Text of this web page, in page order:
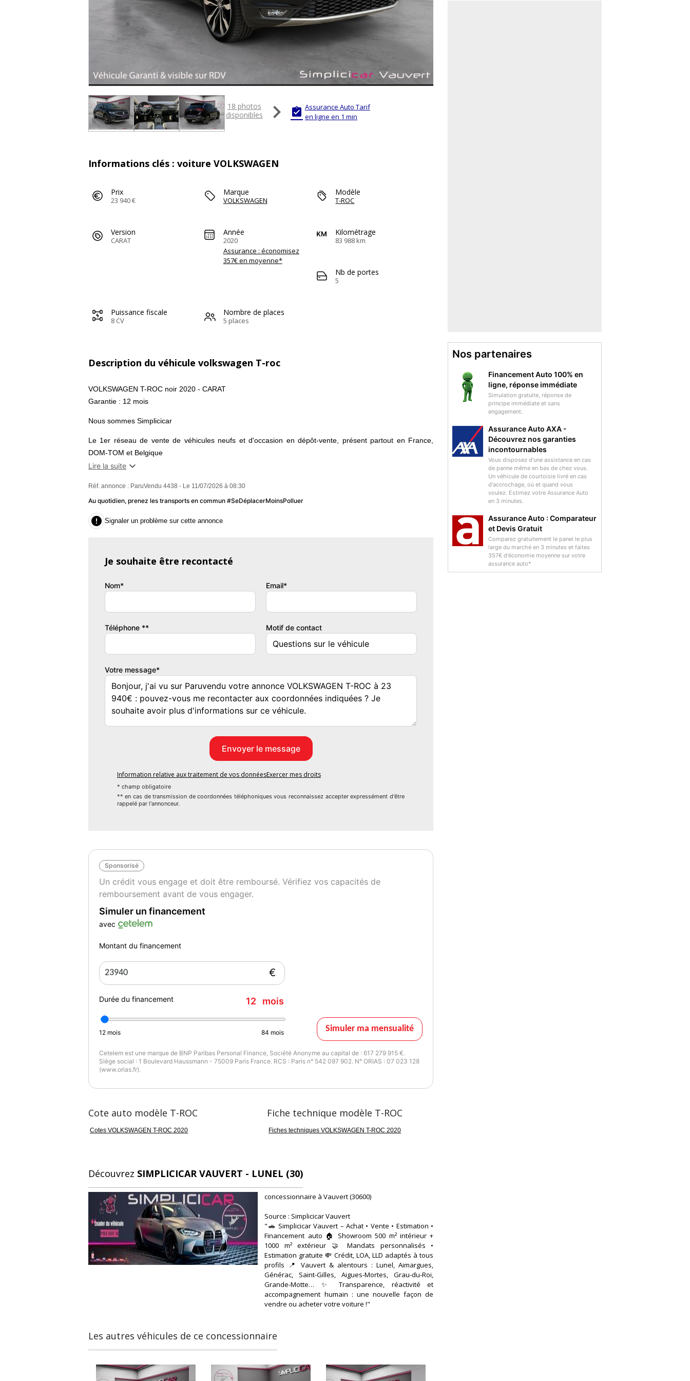
18 photos
disponibles
  Assurance Auto Tarif
en ligne en 1 min
Informations clés : voiture VOLKSWAGEN
Prix
23 940 €
Marque
VOLKSWAGEN
Modèle
T-ROC
Version
CARAT
Année
2020
Assurance : économisez
357€ en moyenne*
Kilométrage
83 988 km
Nb de portes
5
Puissance fiscale
8 CV
Nombre de places
5 places
Description du véhicule volkswagen T-roc
VOLKSWAGEN T-ROC noir 2020 - CARAT
Garantie : 12 mois
Nous sommes Simplicicar
Le 1er réseau de vente de véhicules neufs et d'occasion en dépôt-vente, présent partout en France,
DOM-TOM et Belgique
équipe.
Garantie : 12 mois (extension de garantie possible)
Options et équipements :
> Intérieur
Sièges chauffants avant
Système Isofix
Audio Bose
Accoudoir central
Android Auto
Apple CarPlay
Caméra de recul
Démarrage sans clé - Keyless Go
Frein de stationnement électrique
GPS intégré
Start & Stop
Virtual cockpit
> Extérieur
Allumage auto des phares
Anti-Brouillards
Feux automatiques
Toit ouvrant Panoramique
Rétroviseurs chauffants
Limiteur de vitesse
Régulateur de vitesse adaptatif - ACC
Radar de stationnement arrière
Radar de stationnement avant
Anti-collision
-----------------------------------------------------------
-----------------------------------------------------------
Lire la suite 
Réf. annonce : ParuVendu 4438 - Le 11/07/2026 à 08:30
Au quotidien, prenez les transports en commun #SeDéplacerMoinsPolluer
 Signaler un problème sur cette annonce
Je souhaite être recontacté
Nom* Email*
Téléphone ** Motif de contact
Votre message*
Information relative aux traitement de vos donnéesExercer mes droits
* champ obligatoire
** en cas de transmission de coordonnées téléphoniques vous reconnaissez accepter expressément d'être
rappelé par l'annonceur.
Sponsorisé
Un crédit vous engage et doit être remboursé. Vérifiez vos capacités de
remboursement avant de vous engager.
Simuler un financement
avec
Montant du financement
€
Durée du financement 12 mois
12 mois 84 mois Simuler ma mensualité
Cetelem est une marque de BNP Paribas Personal Finance, Société Anonyme au capital de : 617 279 915 €.
Siège social : 1 Boulevard Haussmann - 75009 Paris France. RCS : Paris n° 542 097 902. N° ORIAS : 07 023 128
(www.orias.fr).
Cote auto modèle T-ROC
Cotes VOLKSWAGEN T-ROC 2020
Fiche technique modèle T-ROC
Fiches techniques VOLKSWAGEN T-ROC 2020
Découvrez SIMPLICICAR VAUVERT - LUNEL (30)
concessionnaire à Vauvert (30600)
Source : Simplicicar Vauvert
"🚗 Simplicicar Vauvert – Achat • Vente • Estimation •
Financement auto 🏠 Showroom 500 m² intérieur +
1000 m² extérieur 🤝 Mandats personnalisés •
Estimation gratuite 💸 Crédit, LOA, LLD adaptés à tous
profils 📍 Vauvert & alentours : Lunel, Aimargues,
Générac, Saint-Gilles, Aigues-Mortes, Grau-du-Roi,
Grande-Motte… ✨ Transparence, réactivité et
accompagnement humain : une nouvelle façon de
vendre ou acheter votre voiture !"
Les autres véhicules de ce concessionnaire
Nos partenaires
Financement Auto 100% en
ligne, réponse immédiate
Simulation gratuite, réponse de
principe immédiate et sans
engagement.
Assurance Auto AXA -
Découvrez nos garanties
incontournables
Vous disposez d'une assistance en cas
de panne même en bas de chez vous.
Un véhicule de courtoisie livré en cas
d'accrochage, où et quand vous
voulez. Estimez votre Assurance Auto
en 3 minutes.
Assurance Auto : Comparateur
et Devis Gratuit
Comparez gratuitement le panel le plus
large du marché en 3 minutes et faites
357€ d'économie moyenne sur votre
assurance auto*